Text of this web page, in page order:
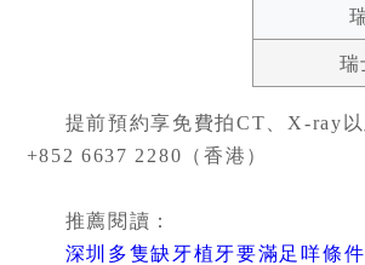
提前預約享免費拍CT、X-ray
+852 6637 2280（香港）
推薦閱讀：
深圳多隻缺牙植牙要滿足咩條